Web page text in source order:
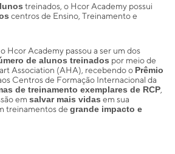
treinados, o Hcor Academy possui
centros de Ensino, Treinamento e
Hcor Academy passou a ser um dos
de alunos treinados por meio de
Association (AHA), recebendo o Prêmio
Centros de Formação Internacional da
de treinamento exemplares de RCP
em salvar mais vidas em sua
treinamentos de grande impacto e